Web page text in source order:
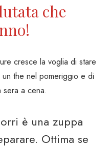
che
cresce la voglia di stare
the nel pomeriggio e di
sera a cena.
è una zuppa
Ottima se